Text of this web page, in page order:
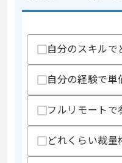
スキル
自分のスキルで
自分の経験で単
フルリモートで
どれくらい裁量